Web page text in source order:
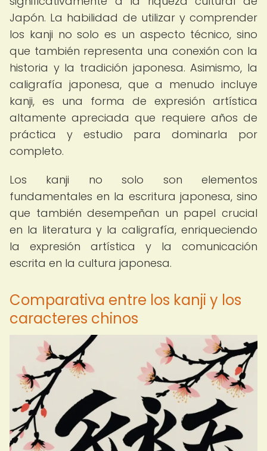
Japón. La habilidad de utilizar y comprender
los kanji no solo es un aspecto técnico, sino
que también representa una conexión con la
historia y la tradición japonesa. Asimismo, la
caligrafía japonesa, que a menudo incluye
kanji, es una forma de expresión artística
altamente apreciada que requiere años de
práctica y estudio para dominarla por
completo.
Los kanji no solo son elementos
fundamentales en la escritura japonesa, sino
que también desempeñan un papel crucial
en la literatura y la caligrafía, enriqueciendo
la expresión artística y la comunicación
escrita en la cultura japonesa.
Comparativa entre los kanji y los
caracteres chinos